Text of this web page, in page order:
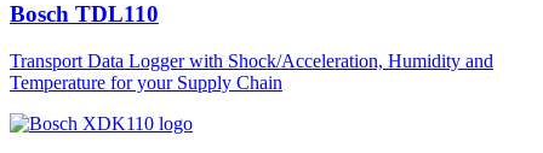
Bosch TDL110
Transport Data Logger with Shock/Acceleration, Humidity and
Temperature for your Supply Chain